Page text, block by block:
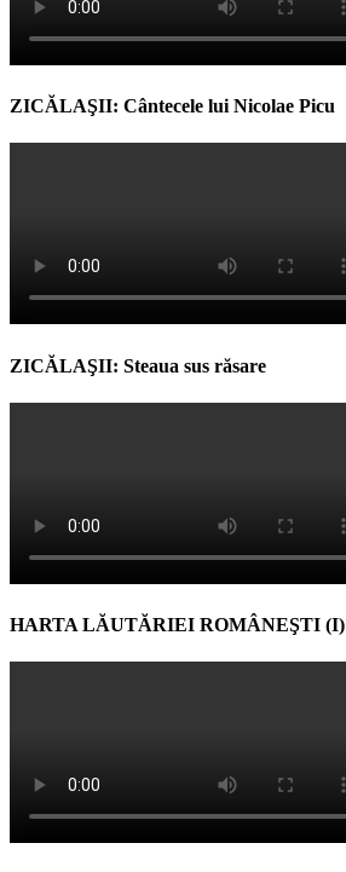
ZICĂLAŞII: Cântecele lui Nicolae Picu
ZICĂLAŞII: Steaua sus răsare
HARTA LĂUTĂRIEI ROMÂNEŞTI (I)